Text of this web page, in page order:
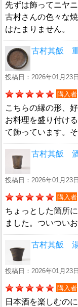
先ずは飾ってニヤ
古村さんの色々な
はたまりません。
古村其飯 重
投稿日：2026年01月23日
購入者
こちらの縁の形、好
お料理を盛り付け
て飾っています。
古村其飯 酒
投稿日：2026年01月23日
購入者
ちょっとした箇所
ました。ついつい
古村其飯 湯
投稿日：2026年01月23日
購入者
日本酒を楽しむの